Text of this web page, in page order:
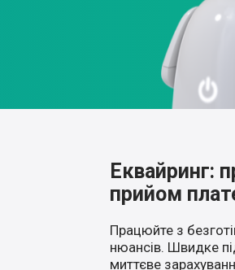
Еквайринг:
прийом
Працюйте з
нюансів. Швидке
миттєве